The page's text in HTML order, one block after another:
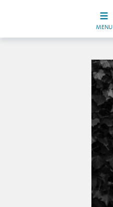
MENU